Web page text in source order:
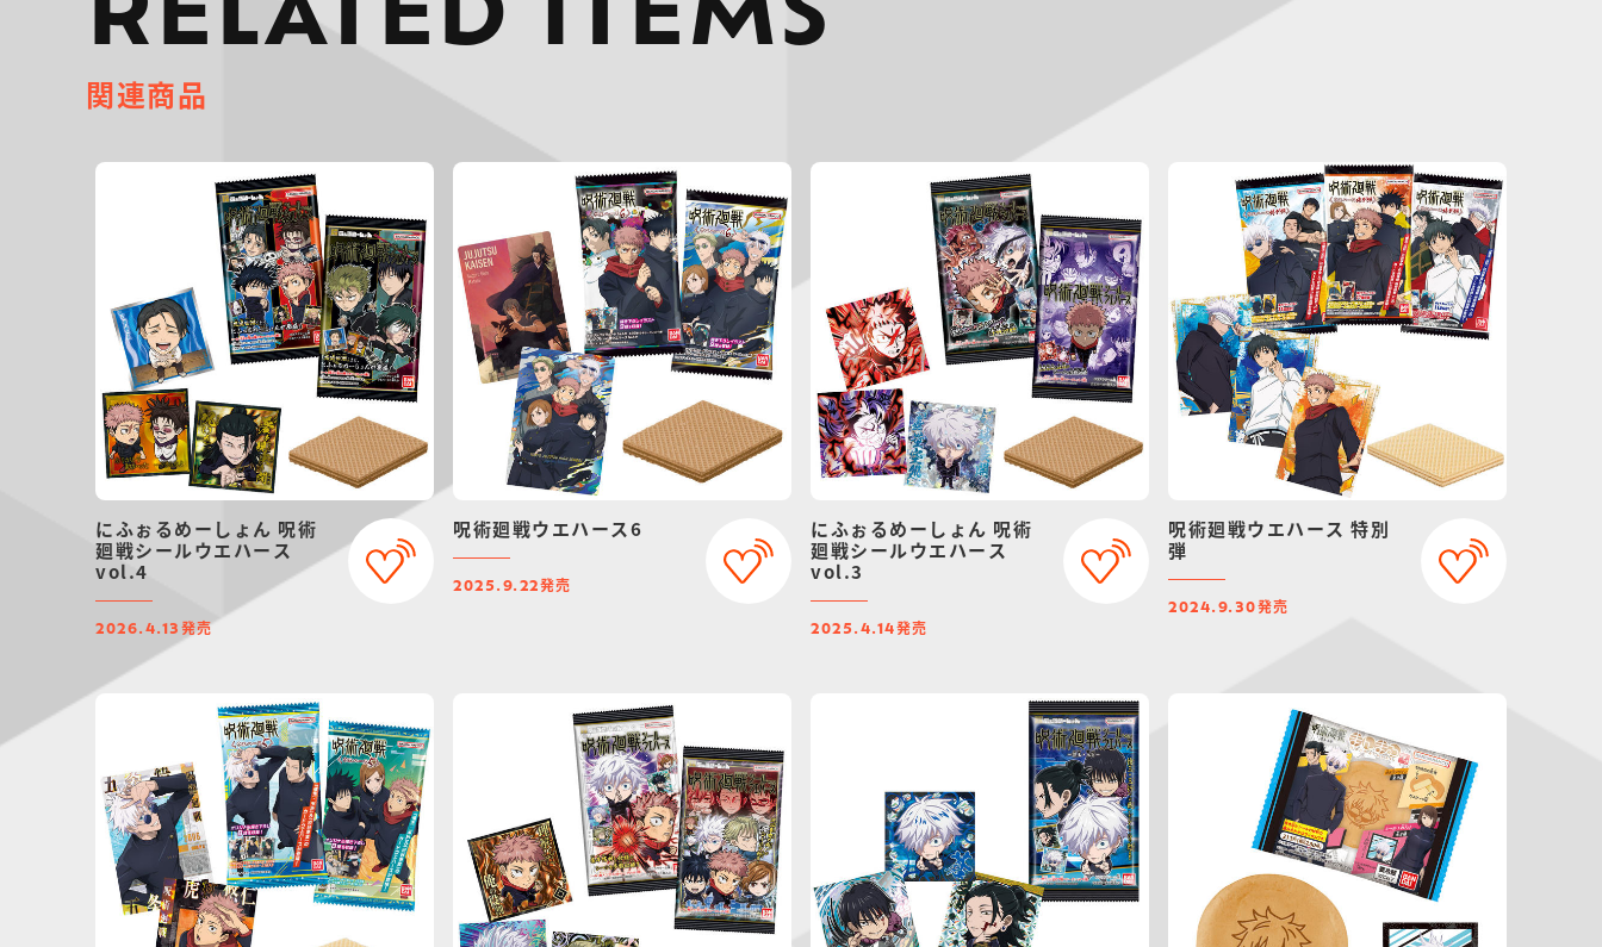
RELATED ITEMS
関連商品
にふぉるめーしょん 呪術
廻戦シールウエハース
vol.4
2026.4.13 発売
呪術廻戦ウエハース6
2025.9.22発売
にふぉるめーしょん 呪術
廻戦シールウエハース
vol.3
2025.4.14発売
呪術廻戦ウエハース 特別
弾
2024.9.30発売